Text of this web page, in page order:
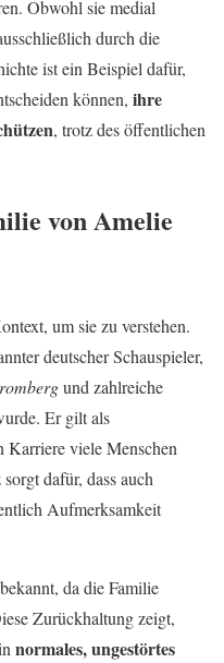
Obwohl sie medial
durch die
ist ein Beispiel dafür,
können, ihre
, trotz des öffentlichen
von Amelie
um sie zu verstehen.
deutscher Schauspieler,
und zahlreiche
Er gilt als
Karriere viele Menschen
dafür, dass auch
Aufmerksamkeit
da die Familie
Zurückhaltung zeigt,
normales, ungestörtes